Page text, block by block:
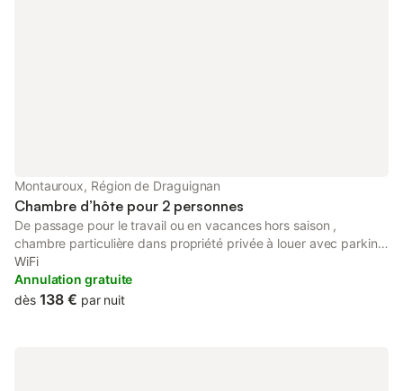
Montauroux, Région de Draguignan
Chambre d’hôte pour 2 personnes
De passage pour le travail ou en vacances hors saison ,
chambre particulière dans propriété privée à louer avec parking
et portail télécommandé. Arrivée et départ autonome avec
accès privé . Vous aurez une terrasse avec une vue magnifique
sur le Pays de Fayence dès votre réveil ou en prenant votre
WiFi
Annulation gratuite
dès 138 € par nuit